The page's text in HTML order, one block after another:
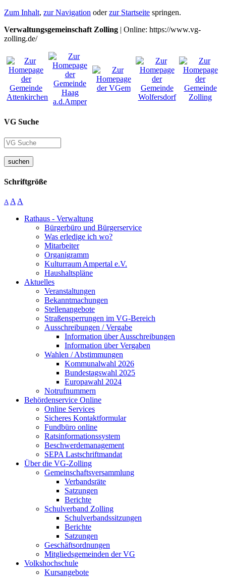
Zum Inhalt, zur Navigation oderzur Startseite springen.
Verwaltungsgemeinschaft Zolling | Online: https://www.vg-
zolling.de/
VG Suche
suchen
Schriftgröße
A A A
Rathaus - Verwaltung
Bürgerbüro und Bürgerservice
Was erledige ich wo?
Mitarbeiter
Organigramm
Kulturraum Ampertal e.V.
Haushaltspläne
Aktuelles
Veranstaltungen
Bekanntmachungen
Stellenangebote
Straßensperrungen im VG-Bereich
Ausschreibungen / Vergabe
Information über Ausschreibungen
Information über Vergaben
Wahlen / Abstimmungen
Kommunalwahl 2026
Bundestagswahl 2025
Europawahl 2024
Notrufnummern
Behördenservice Online
Online Services
Sicheres Kontaktformular
Fundbüro online
Ratsinformationssystem
Beschwerdemanagement
SEPA Lastschriftmandat
Über die VG-Zolling
Gemeinschaftsversammlung
Verbandsräte
Satzungen
Berichte
Schulverband Zolling
Schulverbandssitzungen
Berichte
Satzungen
Geschäftsordnungen
Mitgliedsgemeinden der VG
Volkshochschule
Kursangebote